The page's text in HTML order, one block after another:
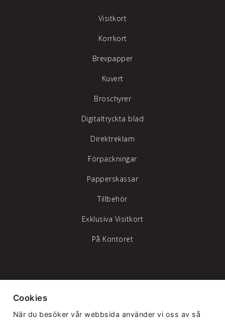
Visitkort
Korrkort
Brevpapper
Kuvert
Broschyrer
Digitaltryckta blad
Direktreklam
Förpackningar
Papperskassar
Tillbehör
Exklusiva Visitkort
På Kontoret
Gamledammvägen 11 302 41 Halmstad
Cookies
När du besöker vår webbsida använder vi oss av så